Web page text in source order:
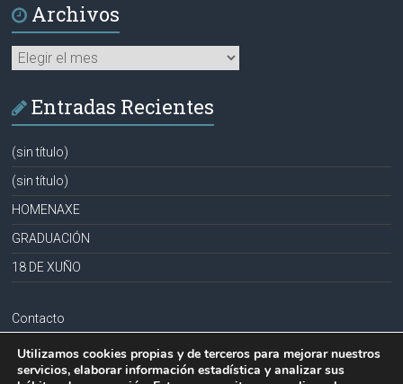
Archivos
Archivos
Entradas Recientes
(sin título)
(sin título)
HOMENAXE
GRADUACIÓN
18 DE XUÑO
Contacto
Aviso legal
Política de privacidad
Utilizamos cookies propias y de terceros para mejorar nuestros
servicios, elaborar información estadística y analizar sus